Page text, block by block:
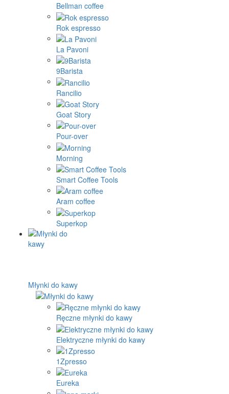
Bellman coffee
Rok espresso
La Pavoni
9Barista
Rancilio
Goat Story
Pour-over
Morning
Smart Coffee Tools
Aram coffee
Superkop
Młynki do kawy
Ręczne młynki do kawy
Elektryczne młynki do kawy
1Zpresso
Eureka